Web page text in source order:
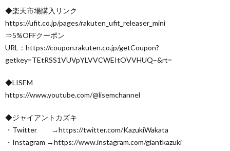
◆楽天市場購入リンク
https://ufit.co.jp/pages/rakuten_ufit_releaser_mini
⇒5%OFFクーポン
URL：https://coupon.rakuten.co.jp/getCoupon?
getkey=TEtRSS1VUVpYLVVCWEItOVVHUQ–&rt=
◆LISEM
https://www.youtube.com/@lisemchannel
◆ジャイアントカズキ
・Twitter →https://twitter.com/KazukiWakata
・Instagram →https://www.instagram.com/giantkazuki